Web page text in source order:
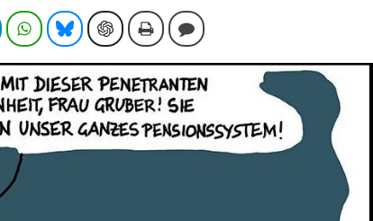
TelegramWhatsAppBlueskyChatGPTDruckenKommentieren